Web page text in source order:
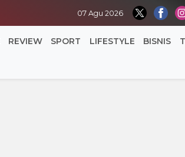
07 Agu 2026
REVIEW SPORT LIFESTYLE BISNIS